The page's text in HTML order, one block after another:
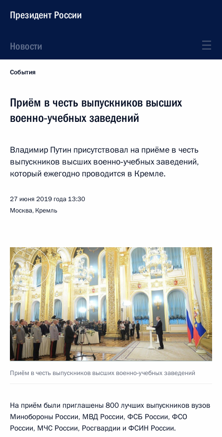
Президент России
Новости
События
Приём в честь выпускников высших
военно‑учебных заведений
Владимир Путин присутствовал на приёме в честь
выпускников высших военно‑учебных заведений,
который ежегодно проводится в Кремле.
27 июня 2019 года 13:30
Москва, Кремль
Приём в честь выпускников высших военно‑учебных заведений
На приём были приглашены 800 лучших выпускников вузов
Минобороны России, МВД России, ФСБ России, ФСО
России, МЧС России, Росгвардии и ФСИН России.